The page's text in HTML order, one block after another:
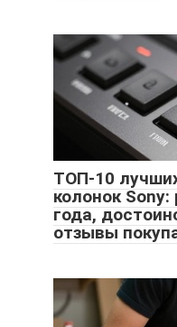
ТОП-10
колонок Sony:
года,
отзывы